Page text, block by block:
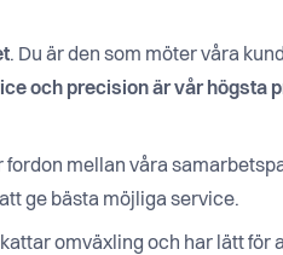
. Du är den som möter våra
och precision är vår högsta
mellan våra
ge bästa möjliga service.
omväxling och har lätt för